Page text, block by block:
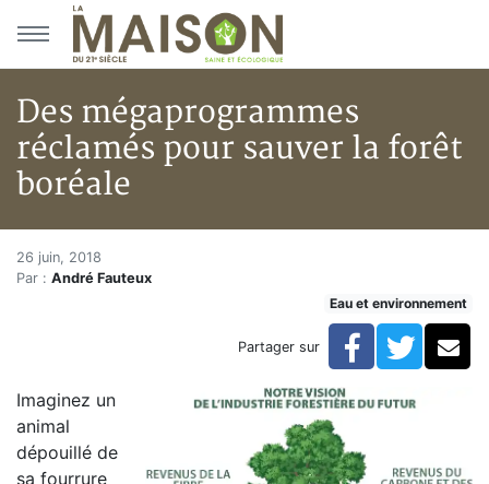
Aller au menu principal
Aller au contenu principal
Des mégaprogrammes
réclamés pour sauver la forêt
boréale
Accueil
Articles
Des mégaprogrammes réclamés pour sauver la forêt
Des mégaprogrammes
26 juin, 2018
Par : André Fauteux
Eau et environnement
Partager sur Facebook
Imaginez un
animal
dépouillé de
sa fourrure